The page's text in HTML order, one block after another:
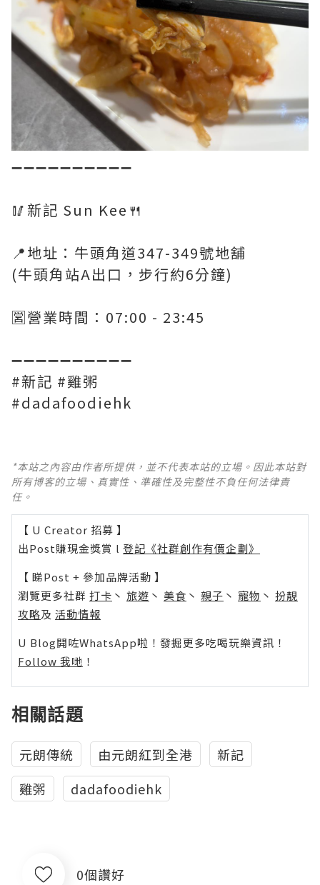
➖➖➖➖➖➖➖➖➖➖
🥢新記 Sun Kee🍴
📍地址：牛頭角道347-349號地舖
(牛頭角站A出口，步行約6分鐘)
🈺營業時間：07:00 - 23:45
➖➖➖➖➖➖➖➖➖➖
#新記 #雞粥
#dadafoodiehk
*本站之內容由作者所提供，並不代表本站的立場。因此本站對
所有博客的立場、真實性、準確性及完整性不負任何法律責
任。
【 U Creator 招募 】
出Post賺現金獎賞 l 登記《社群創作有價企劃》
【 睇Post + 參加品牌活動 】
瀏覽更多社群 打卡 丶 旅遊 丶 美食 丶 親子 丶 寵物 丶 扮靚
攻略及 活動情報
U Blog開咗WhatsApp啦！發掘更多吃喝玩樂資訊！
Follow 我哋 ！
相關話題
元朗傳統 由元朗紅到全港
新記
雞粥
dadafoodiehk
0個讚好